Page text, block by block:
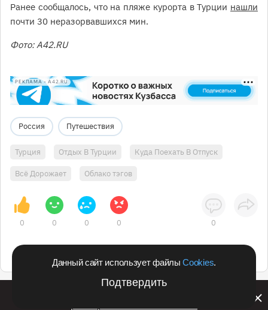
Данный сайт использует файлыCookies.
Подтвердить
Ранее сообщалось, что на пляже курорта в Турции нашли
почти 30 неразорвавшихся мин.
Фото: А42.RU
РЕКЛАМА • A42.RU
Россия Путешествия
Турция Отдых В Турции Куда Поехать В Отпуск
Всё Дорожает Облако тэгов
0 0 0 0 0
Билайн запустил в Кемеровской области акцию с